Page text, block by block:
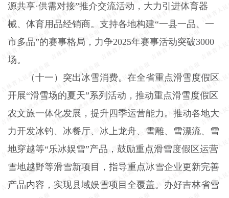
源共享·供需对接”推介交流活动，大力引进体育器
械、体育用品经销商。支持各地构建“一县一品、一
市多品”的赛事格局，力争2025年赛事活动突破3000
场。
（十一）突出冰雪消费。 在全省重点滑雪度假区
开展“滑雪场的夏天”系列活动，推动重点滑雪度假区
农文旅一体化发展，提升四季运营能力。推动各地大
力开发冰钓、冰餐厅、冰上龙舟、雪雕、雪漂流、雪
地穿越等“乐冰娱雪”产品，鼓励重点滑雪度假区运营
雪地越野等滑雪新项目，指导重点冰雪企业更新完善
产品内容，实现县域娱雪项目全覆盖。办好吉林省雪